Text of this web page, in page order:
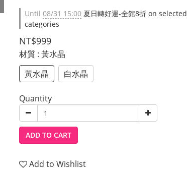
Until 08/31 15:00 夏日轉好運-全館8折 on selected
categories
NT$999
材質 : 黃水晶
黃水晶
白水晶
Quantity
ADD TO CART
Add to Wishlist